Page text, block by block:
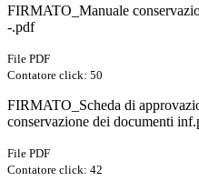
FIRMATO_Manuale
-.pdf
File PDF
Contatore click: 50
FIRMATO_Scheda di
conservazione dei documenti
File PDF
Contatore click: 42